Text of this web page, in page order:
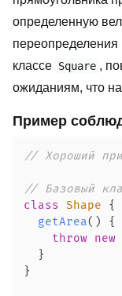
определенную
переопределения
классе Square ,
ожиданиям, что
Пример
// Хороший
// Базовый
class Shape
{
getArea( )
{
throw new
}
}